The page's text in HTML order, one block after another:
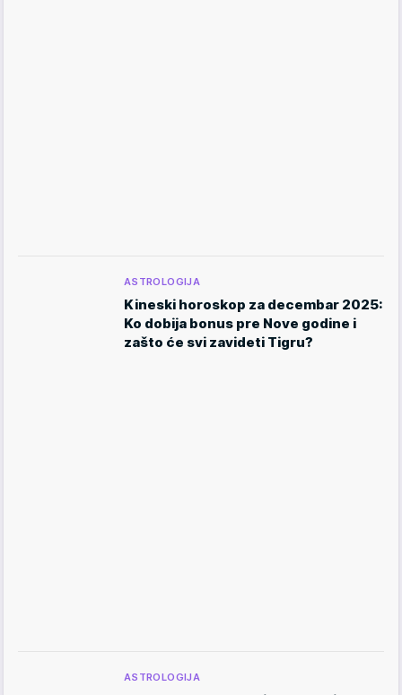
ASTROLOGIJA
Kineski horoskop za decembar 2025:
Ko dobija bonus pre Nove godine i
zašto će svi zavideti Tigru?
ASTROLOGIJA